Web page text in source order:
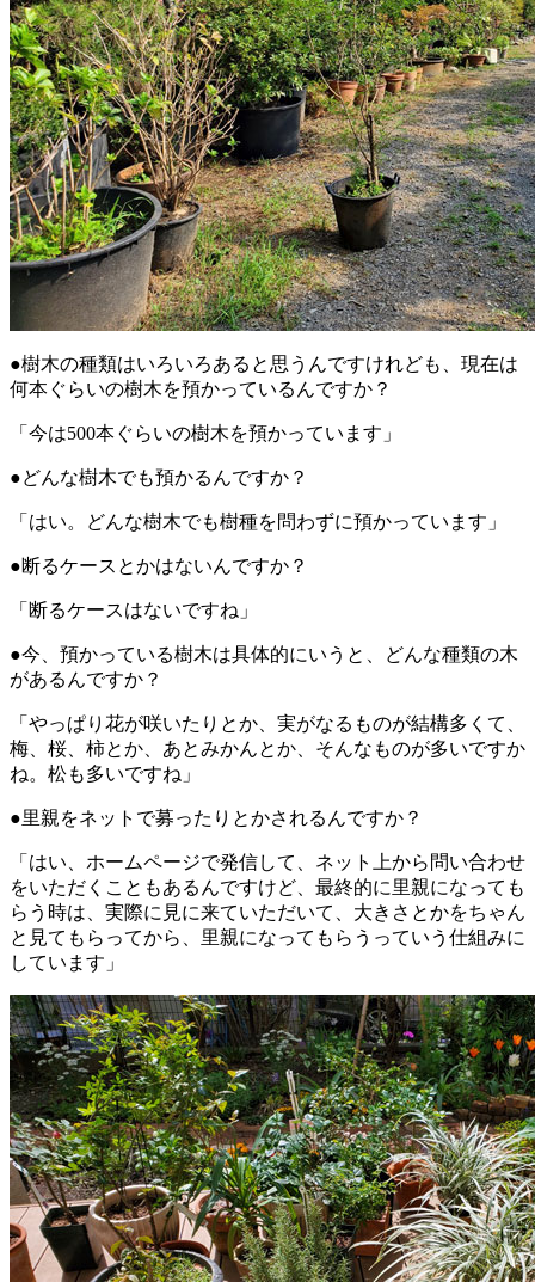
●樹木の種類はいろいろあると思うんですけれども、現在は
何本ぐらいの樹木を預かっているんですか？
「今は500本ぐらいの樹木を預かっています」
●どんな樹木でも預かるんですか？
「はい。どんな樹木でも樹種を問わずに預かっています」
●断るケースとかはないんですか？
「断るケースはないですね」
●今、預かっている樹木は具体的にいうと、どんな種類の木
があるんですか？
「やっぱり花が咲いたりとか、実がなるものが結構多くて、
梅、桜、柿とか、あとみかんとか、そんなものが多いですか
ね。松も多いですね」
●里親をネットで募ったりとかされるんですか？
「はい、ホームページで発信して、ネット上から問い合わせ
をいただくこともあるんですけど、最終的に里親になっても
らう時は、実際に見に来ていただいて、大きさとかをちゃん
と見てもらってから、里親になってもらうっていう仕組みに
しています」